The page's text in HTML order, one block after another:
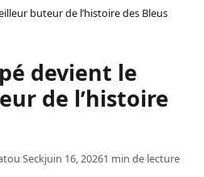
buteur de l’histoire des Bleus
devient le
de l’histoire
Seckjuin 16, 20261 min de lecture